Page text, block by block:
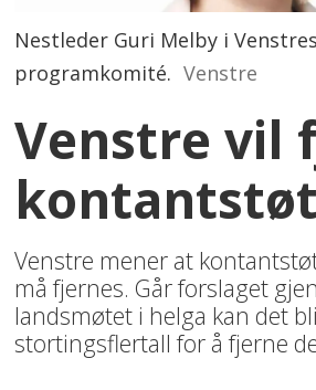
Nestleder Guri Melby i Venstres
programkomité. Venstre
Venstre vil
Venstre mener at
må fjernes. Går forslaget
landsmøtet i helga kan det bli
stortingsflertall for å fjerne